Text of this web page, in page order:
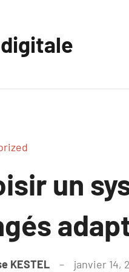
un
KESTEL janvier 14,